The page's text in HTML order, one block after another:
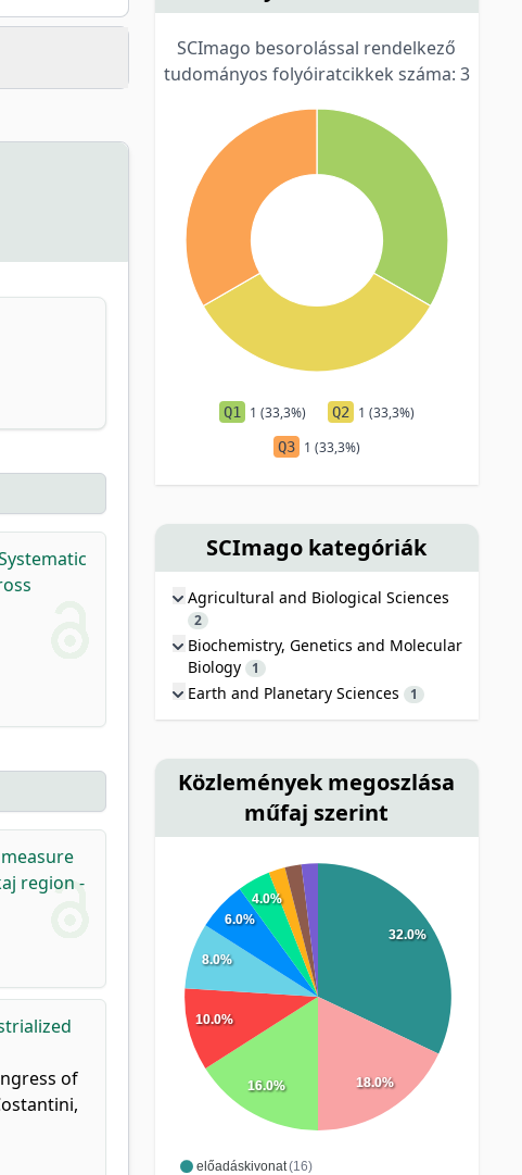
region -
of
SCImago besorolással rendelkező
tudományos folyóiratcikkek száma: 3
Q1 1 (33,3%) Q2 1 (33,3%)
Q3 1 (33,3%)
SCImago kategóriák
Agricultural and Biological Sciences
2
Biochemistry, Genetics and Molecular
Biology
1
Earth and Planetary Sciences 1
Közlemények megoszlása
műfaj szerint
előadáskivonat(16)
32.0%
18.0%
16.0%
10.0%
8.0%
6.0%
4.0%